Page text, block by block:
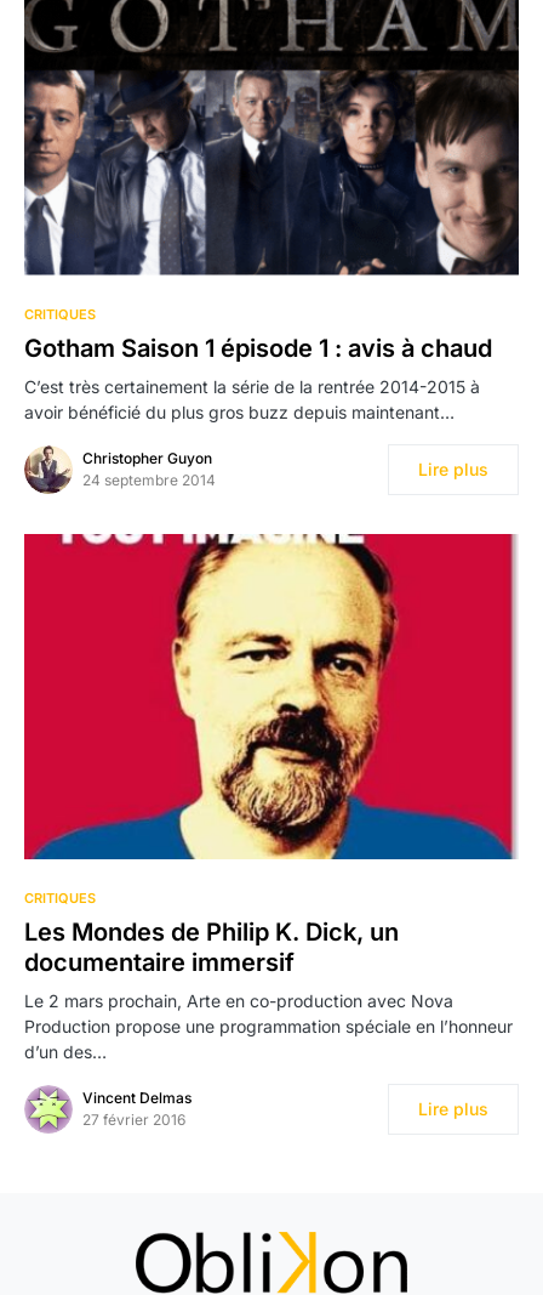
CRITIQUES
Gotham Saison 1 épisode 1 : avis à chaud
C’est très certainement la série de la rentrée 2014-2015 à
avoir bénéficié du plus gros buzz depuis maintenant…
Christopher Guyon
24 septembre 2014
Lire plus
CRITIQUES
Les Mondes de Philip K. Dick, un
documentaire immersif
Le 2 mars prochain, Arte en co-production avec Nova
Production propose une programmation spéciale en l’honneur
d’un des…
Vincent Delmas
27 février 2016
Lire plus